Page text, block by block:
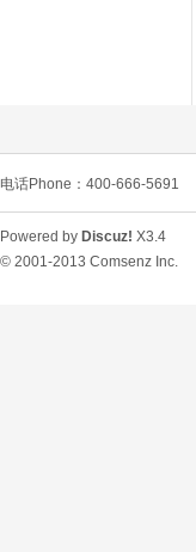
电话Phone：400-666-5691
Powered by Discuz! X3.4
© 2001-2013 Comsenz Inc.